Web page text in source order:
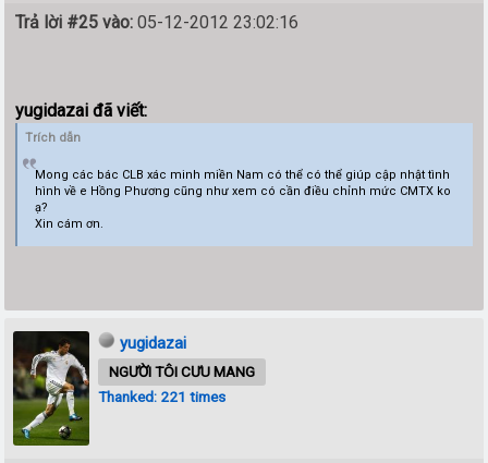
Trả lời #25 vào: 05-12-2012 23:02:16
yugidazai đã viết:
Trích dẫn
Mong các bác CLB xác minh miền Nam có thể có thể giúp cập nhật tình
hình về e Hồng Phương cũng như xem có cần điều chỉnh mức CMTX ko
ạ?
Xin cám ơn.
yugidazai
NGƯỜI TÔI CƯU MANG
Thanked: 221 times